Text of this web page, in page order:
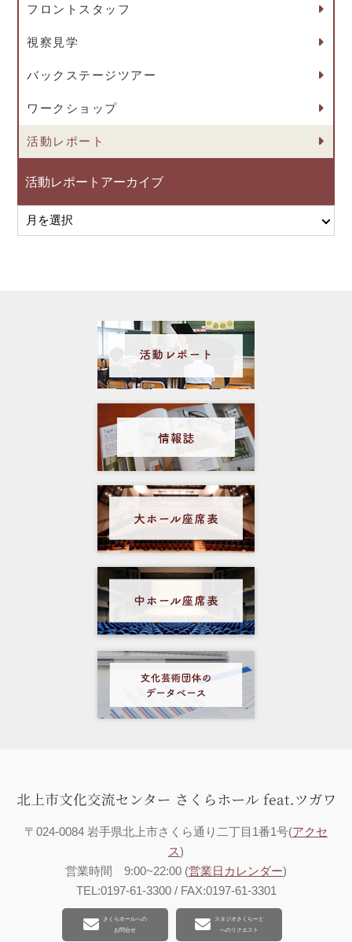
フロントスタッフ
視察見学
バックステージツアー
ワークショップ
活動レポート
活動レポートアーカイブ
〒024-0084 岩手県北上市さくら通り二丁目1番1号(アクセ
ス)
営業時間 9:00~22:00 (営業日カレンダー)
TEL:0197-61-3300 / FAX:0197-61-3301
さくらホールへの
お問合せ
スタジオさくらーと
へのリクエスト